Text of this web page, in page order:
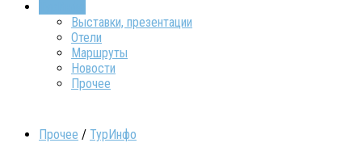
Выставки, презентации
Отели
Маршруты
Новости
Прочее
Прочее / ТурИнфо